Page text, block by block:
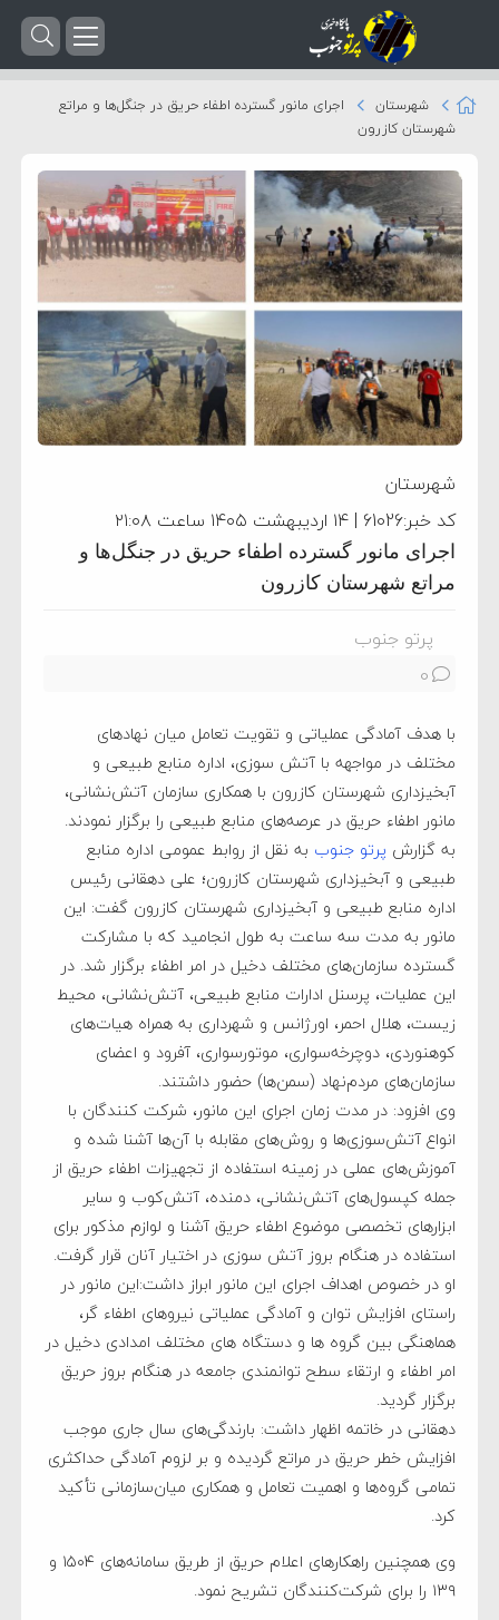
شهرستان
اجرای مانور گسترده اطفاء حریق در جنگل‌ها و مراتع
شهرستان کازرون
شهرستان
کد خبر:61026 | ۱۴ اردیبهشت ۱۴۰۵ ساعت ۲۱:۰۸
اجرای مانور گسترده اطفاء حریق در جنگل‌ها و
مراتع شهرستان کازرون
پرتو جنوب
0
با هدف آمادگی عملیاتی و تقویت تعامل میان نهادهای
مختلف در مواجهه با آتش سوزی، اداره منابع طبیعی و
آبخیزداری شهرستان کازرون با همکاری سازمان آتش‌نشانی،
مانور اطفاء حریق در عرصه‌های منابع طبیعی را برگزار نمودند.
به گزارش پرتو جنوب به نقل از روابط عمومی اداره منابع
طبیعی و آبخیزداری شهرستان کازرون؛ علی دهقانی رئیس
اداره منابع طبیعی و آبخیزداری شهرستان کازرون گفت: این
مانور به مدت سه ساعت به طول انجامید که با مشارکت
گسترده‌ سازمان‌های مختلف دخیل در امر اطفاء برگزار شد. در
این عملیات، پرسنل ادارات منابع طبیعی، آتش‌نشانی، محیط
زیست، هلال احمر، اورژانس و شهرداری به همراه هیات‌های
کوهنوردی، دوچرخه‌سواری، موتورسواری، آفرود و اعضای
سازمان‌های مردم‌نهاد (سمن‌ها) حضور داشتند.
وی افزود: در مدت زمان اجرای این مانور، شرکت‌ کنندگان با
انواع آتش‌سوزی‌ها و روش‌های مقابله با آن‌ها آشنا شده و
آموزش‌های عملی در زمینه استفاده از تجهیزات اطفاء حریق از
جمله کپسول‌های آتش‌نشانی، دمنده، آتش‌کوب و سایر
ابزارهای تخصصی موضوع اطفاء حریق آشنا و لوازم مذکور برای
استفاده در هنگام بروز آتش سوزی در اختیار آنان قرار گرفت.
او در خصوص اهداف اجرای این مانور ابراز داشت:این مانور در
راستای افزایش توان و آمادگی عملیاتی نیروهای اطفاء گر،
هماهنگی بین گروه ها و دستگاه های مختلف امدادی دخیل در
امر اطفاء و ارتقاء سطح توانمندی جامعه در هنگام بروز حریق
برگزار گردید.
دهقانی در خاتمه اظهار داشت: بارندگی‌های سال جاری موجب
افزایش خطر حریق در مراتع گردیده و بر لزوم آمادگی حداکثری
تمامی گروه‌ها و اهمیت تعامل و همکاری میان‌سازمانی تأکید
کرد.
وی همچنین راهکارهای اعلام حریق از طریق سامانه‌های ۱۵۰۴ و
۱۳۹ را برای شرکت‌کنندگان تشریح نمود.